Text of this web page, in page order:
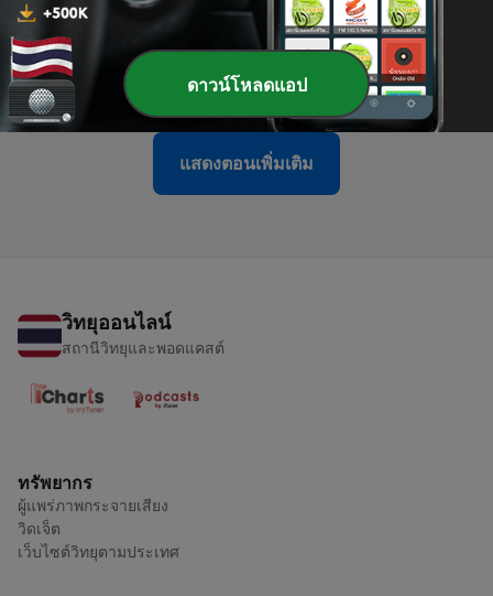
14 ก.ค. 2026
68 - 천 년의 숲 (Forest of a Thousand Years)
13 ก.ค. 2026
แสดงตอนเพิ่มเติม
วิทยุออนไลน์
สถานีวิทยุและพอดแคสต์
ทรัพยากร
ผู้แพร่ภาพกระจายเสียง
วิดเจ็ต
เว็บไซต์วิทยุตามประเทศ
ดาวน์โหลดแอป